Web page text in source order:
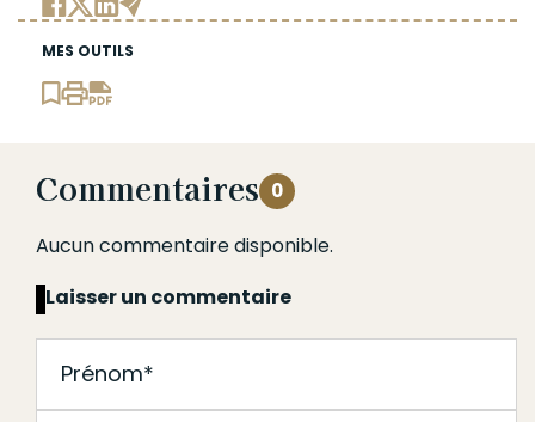
MES OUTILS
Commentaires 0
Aucun commentaire disponible.
Laisser un commentaire